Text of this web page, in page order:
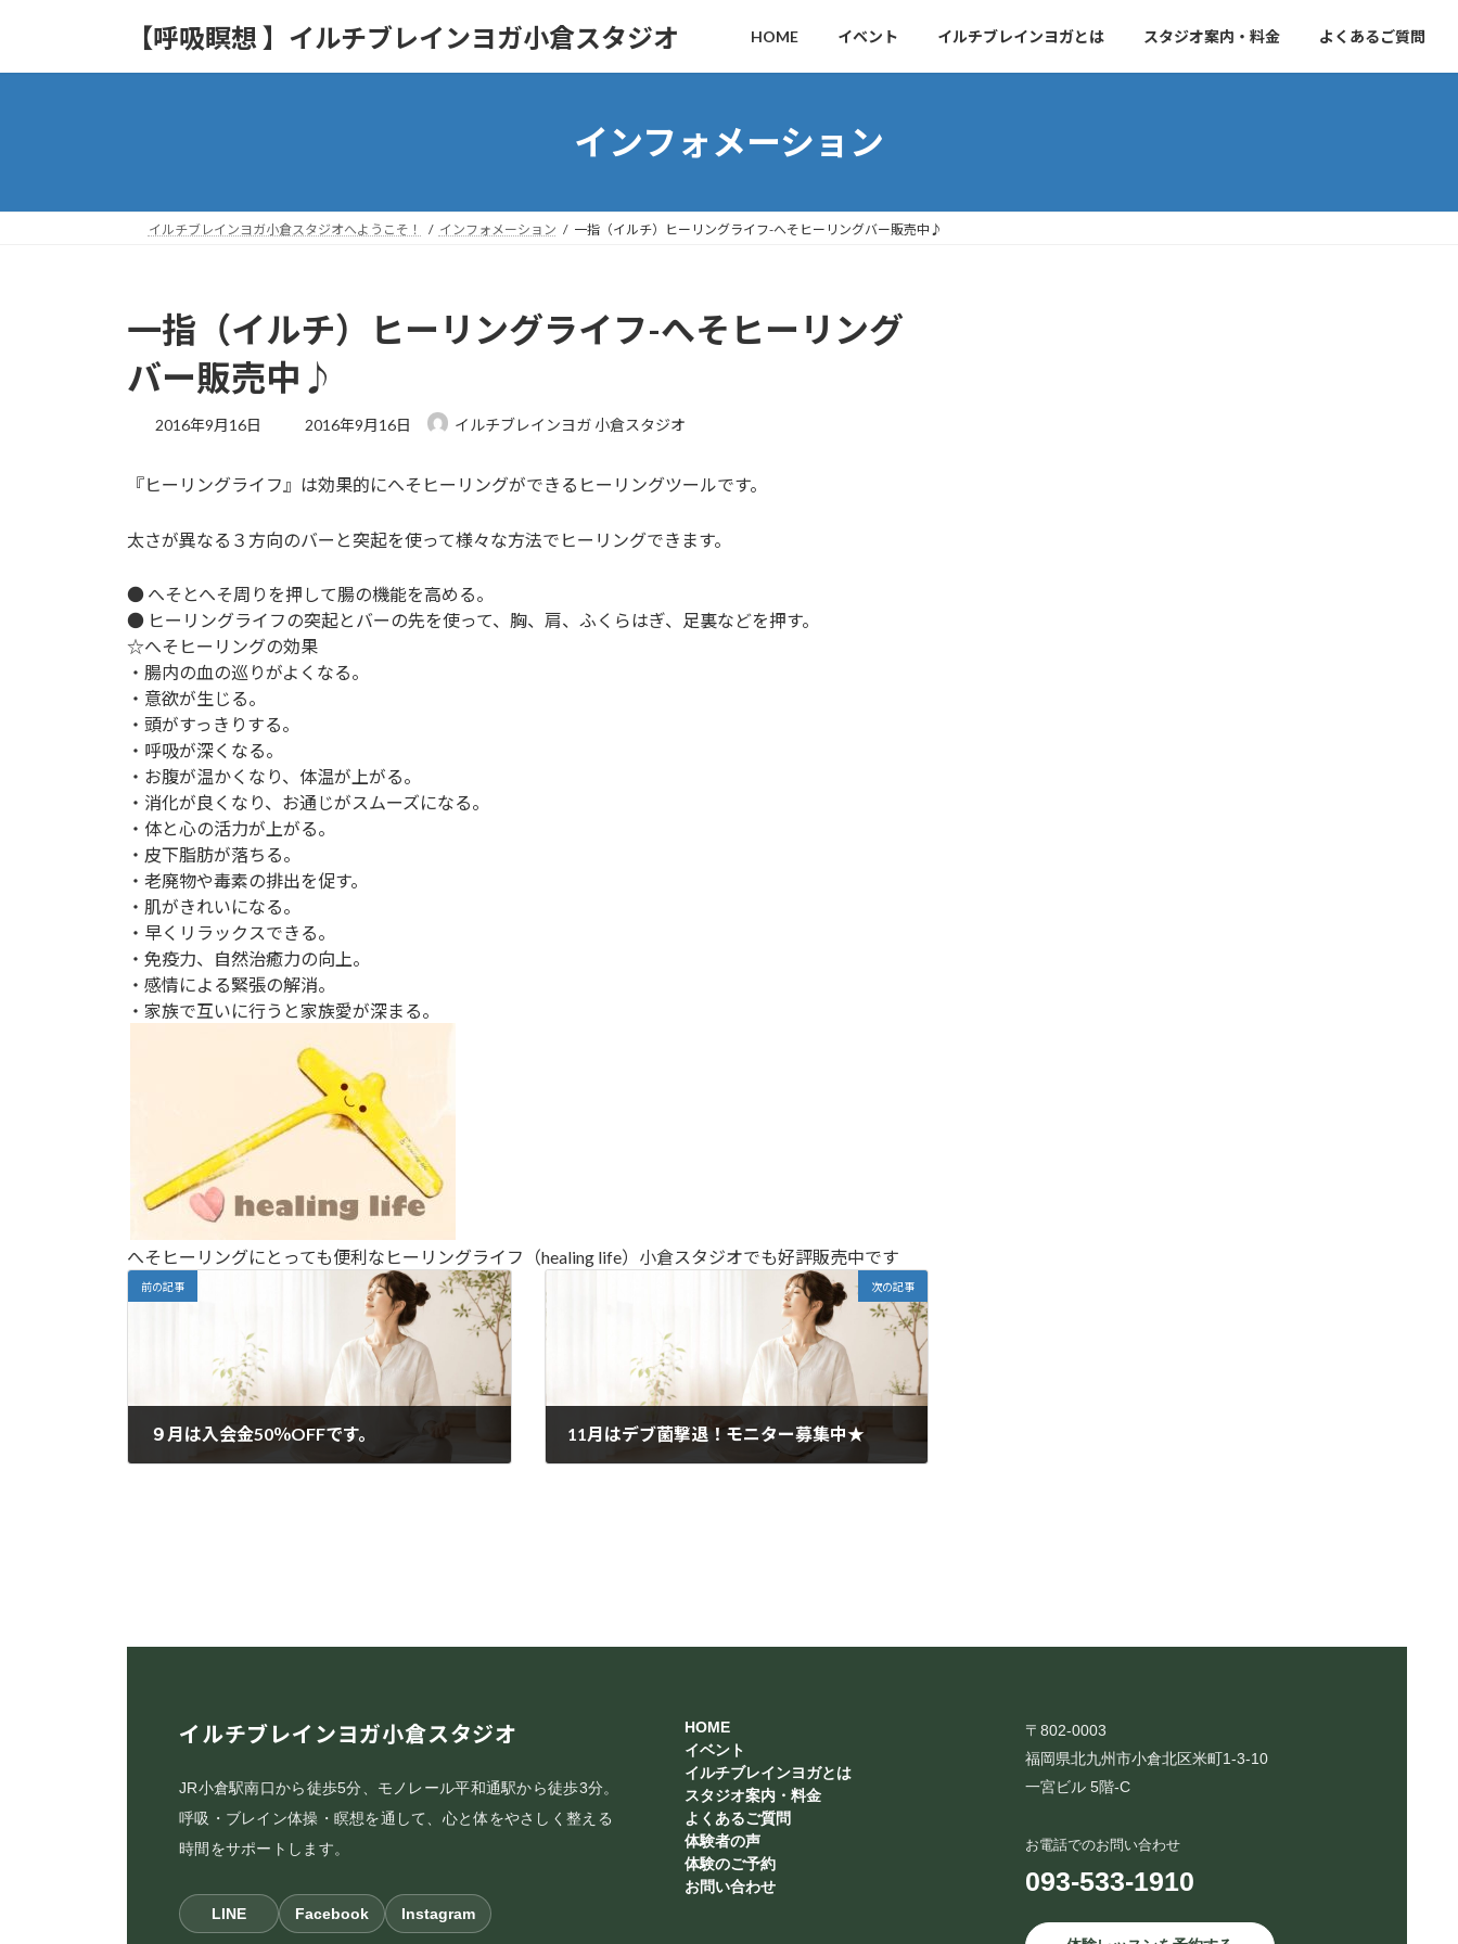
【呼吸瞑想 】イルチブレインヨガ小倉スタジオ HOME イベント イルチブレインヨガとは スタジオ案内・料金 よくあるご質問
インフォメーション
イルチブレインヨガ小倉スタジオへようこそ！ インフォメーション 一指（イルチ）ヒーリングライフ-へそヒーリングバー販売中♪
一指（イルチ）ヒーリングライフ-へそヒーリング
バー販売中♪
2016年9月16日
最
新
時
:
2016年9月16日 イルチブレインヨガ 小倉スタジオ
『ヒーリングライフ』は効果的にへそヒーリングができるヒーリングツールです。
太さが異なる３方向のバーと突起を使って様々な方法でヒーリングできます。
● へそとへそ周りを押して腸の機能を高める。
● ヒーリングライフの突起とバーの先を使って、胸、肩、ふくらはぎ、足裏などを押す。
☆へそヒーリングの効果
・腸内の血の巡りがよくなる。
・意欲が生じる。
・頭がすっきりする。
・呼吸が深くなる。
・お腹が温かくなり、体温が上がる。
・消化が良くなり、お通じがスムーズになる。
・体と心の活力が上がる。
・皮下脂肪が落ちる。
・老廃物や毒素の排出を促す。
・肌がきれいになる。
・早くリラックスできる。
・免疫力、自然治癒力の向上。
・感情による緊張の解消。
・家族で互いに行うと家族愛が深まる。
へそヒーリングにとっても便利なヒーリングライフ（healing life）小倉スタジオでも好評販売中です
前の記事
９月は入会金50％OFFです。
次の記事
11月はデブ菌撃退！モニター募集中★
イルチブレインヨガ小倉スタジオ
JR小倉駅南口から徒歩5分、モノレール平和通駅から徒歩3分。
呼吸・ブレイン体操・瞑想を通して、心と体をやさしく整える
時間をサポートします。
LINE Facebook Instagram
HOME
イベント
イルチブレインヨガとは
スタジオ案内・料金
よくあるご質問
体験者の声
体験のご予約
お問い合わせ
〒802-0003
福岡県北九州市小倉北区米町1-3-10
一宮ビル 5階-C
お電話でのお問い合わせ
093-533-1910